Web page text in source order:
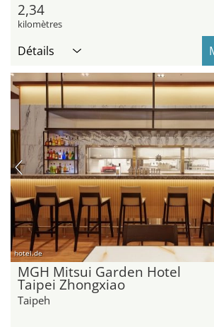
2,34
kilomètres
Détails
hotel.de
MGH Mitsui Garden Hotel
Taipei Zhongxiao
Taipeh